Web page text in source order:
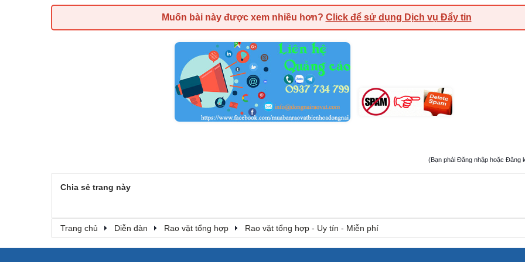
Muốn bài này được xem nhiều hơn? Click để sử dụng Dịch vụ Đẩy tin
(Bạn phải Đăng nhập hoặc Đăng
Chia sẻ trang này
Trang chủ Diễn đàn Rao vặt tổng hợp Rao vặt tổng hợp - Uy tín - Miễn phí